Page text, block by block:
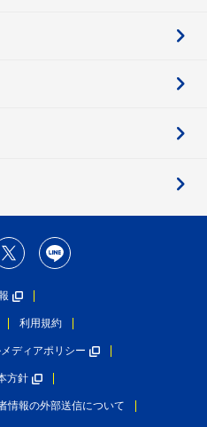
利用規約
ディアポリシー
方針
情報の外部送信について